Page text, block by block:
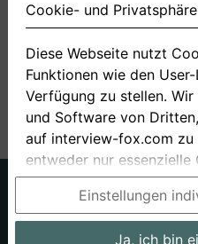
Du hast zu dieser Frage
+ Neue Antwort
Über uns
Cookie- und
Diese Webseite nutzt
Funktionen wie den
Verfügung zu stellen.
und Software von
auf interview-fox.com zu
entweder nur
Cookies akzeptieren. Du
Einstellungen jederzeit
Privatsphäre-
Einstellungen
Ja, ich bin